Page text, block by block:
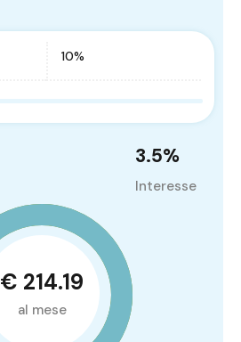
3.5%
Interesse
€ 214.19
al mese